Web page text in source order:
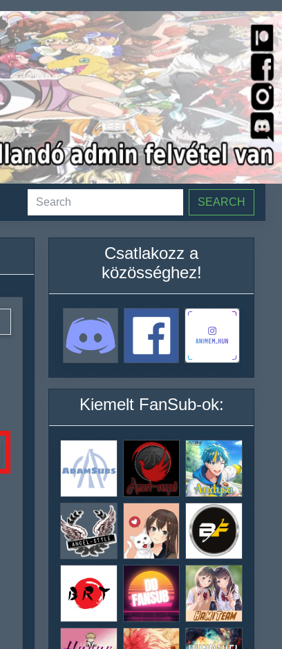
SEARCH
Csatlakozz a
közösséghez!
Kiemelt FanSub-ok: